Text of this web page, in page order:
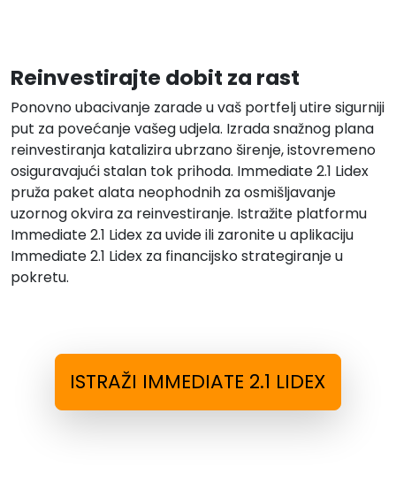
Reinvestirajte dobit za rast
Ponovno ubacivanje zarade u vaš portfelj utire sigurniji
put za povećanje vašeg udjela. Izrada snažnog plana
reinvestiranja katalizira ubrzano širenje, istovremeno
osiguravajući stalan tok prihoda. Immediate 2.1 Lidex
pruža paket alata neophodnih za osmišljavanje
uzornog okvira za reinvestiranje. Istražite platformu
Immediate 2.1 Lidex za uvide ili zaronite u aplikaciju
Immediate 2.1 Lidex za financijsko strategiranje u
pokretu.
ISTRAŽI IMMEDIATE 2.1 LIDEX